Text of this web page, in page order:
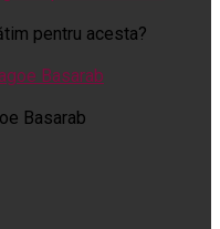
pentru acesta?
Basarab